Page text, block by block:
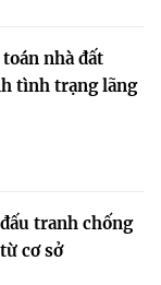
nhà đất
tình trạng lãng
tranh chống
cơ sở